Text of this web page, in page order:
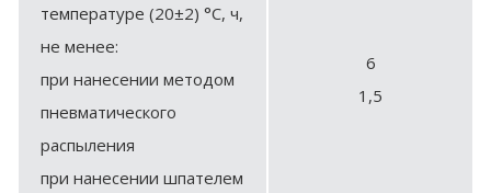
температуре (20±2) °С, ч,
не менее:
при нанесении методом
пневматического
распыления
при нанесении шпателем
6
1,5